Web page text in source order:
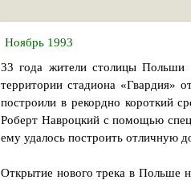
Ноябрь 1993
33 года жители столицы Польши
территории стадиона «Гвардия»
построили в рекордно короткий
Роберт Навроцкий с помощью
ему удалось построить отличную
Открытие нового трека в Польше